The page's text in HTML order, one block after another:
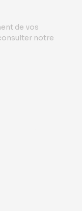
de vos
notre